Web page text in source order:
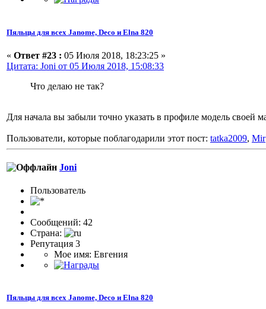
Пяльцы для всех Janome, Deco и Elna 820
« Ответ #23 : 05 Июля 2018, 18:23:25 »
Цитата: Joni от 05 Июля 2018, 15:08:33
Что делаю не так?
Для начала вы забыли точно указать в профиле модель
Пользователи, которые поблагодарили этот пост: tatka2009, Mir
Joni
Пользоватeль
Сообщений: 42
Страна:
Репутация 3
Мое имя: Евгения
Пяльцы для всех Janome, Deco и Elna 820